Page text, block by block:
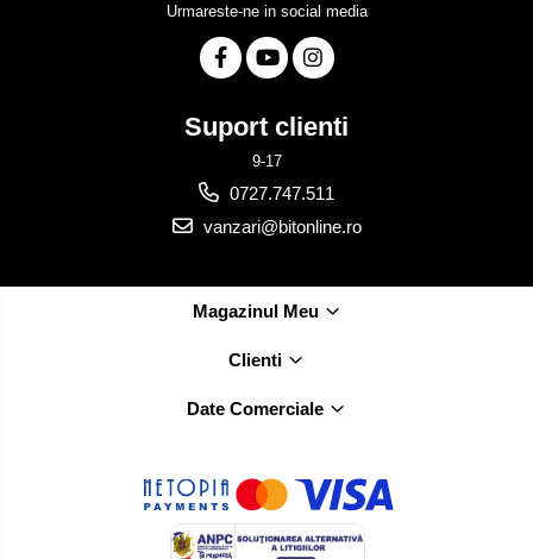
Urmareste-ne in social media
Suport clienti
9-17
0727.747.511
vanzari@bitonline.ro
Magazinul Meu
Clienti
Date Comerciale